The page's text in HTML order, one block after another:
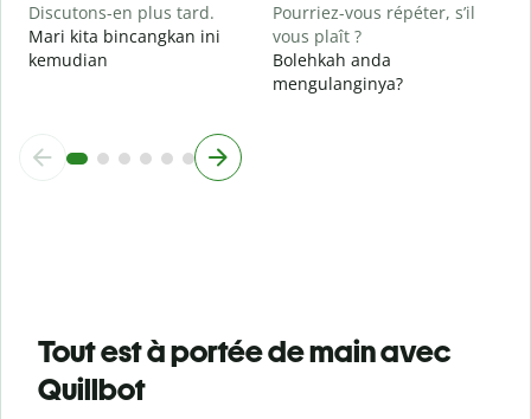
Discutons-en plus tard.
Mari kita bincangkan ini
kemudian
Pourriez-vous répéter, s’il
vous plaît ?
Bolehkah anda
mengulanginya?
Tout est à portée de main avec
Quillbot